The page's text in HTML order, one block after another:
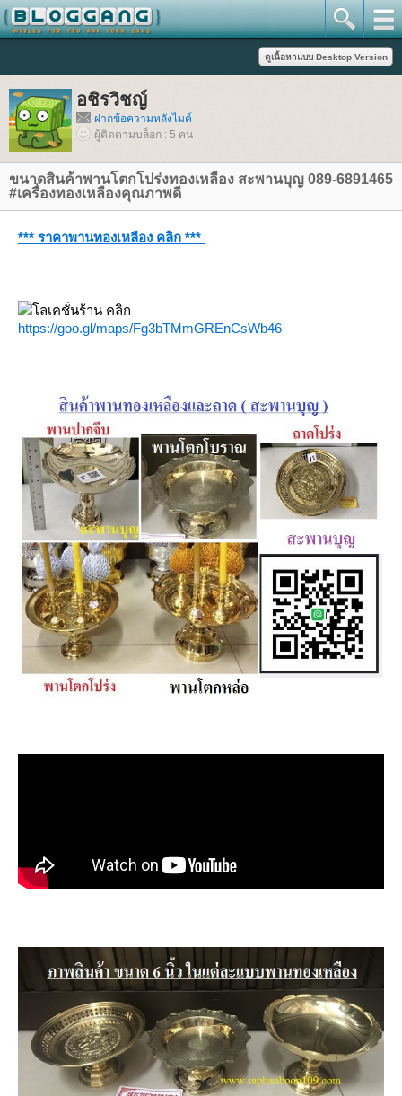
อชิรวิชญ์
ฝากข้อความหลังไมค์
ผู้ติดตามบล็อก : 5 คน
ขนาดสินค้าพานโตกโปร่งทองเหลือง สะพานบุญ 089-6891465
#เครื่องทองเหลืองคุณภาพดี
*** ราคาพานทองเหลือง คลิก ***
ลเคชั่นร้าน คลิก
https://goo.gl/maps/Fg3bTMmGREnCsWb46